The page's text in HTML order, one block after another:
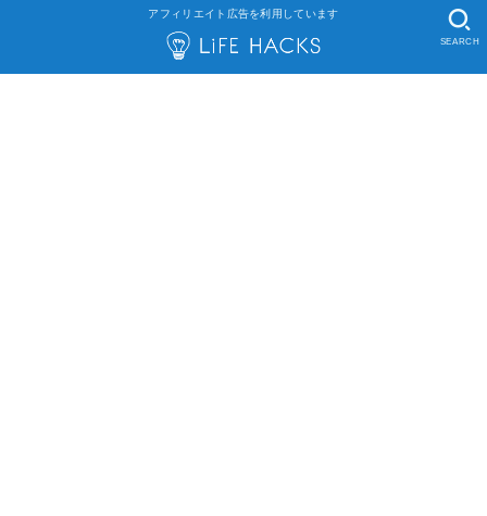
アフィリエイト広告を利用しています
SEARCH